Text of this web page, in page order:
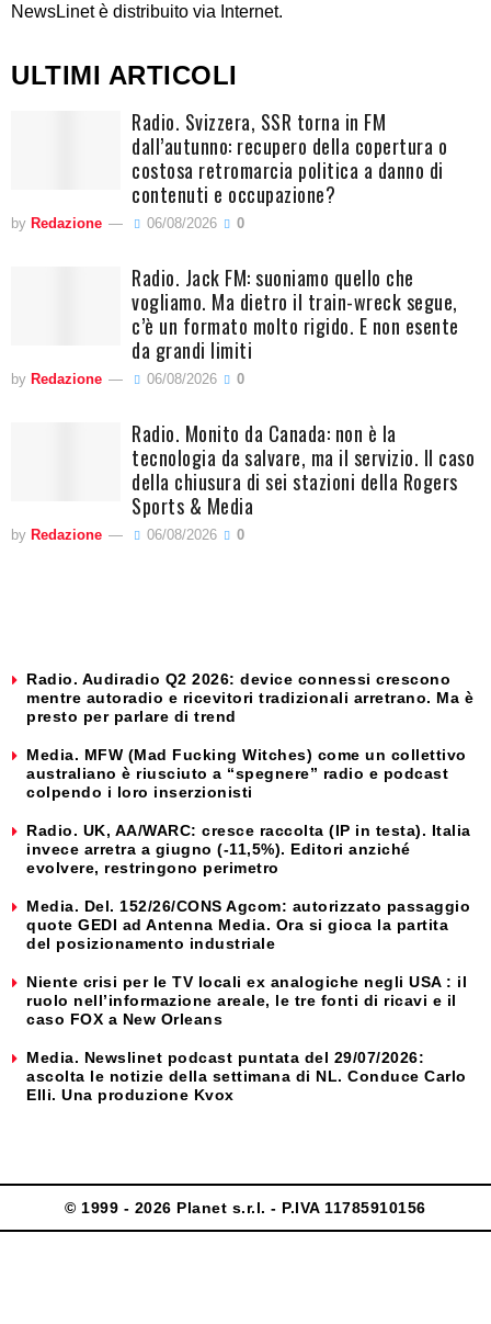
NewsLinet è distribuito via Internet.
ULTIMI ARTICOLI
Radio. Svizzera, SSR torna in FM
dall’autunno: recupero della copertura o
costosa retromarcia politica a danno di
contenuti e occupazione?
by Redazione 06/08/2026 0
Radio. Jack FM: suoniamo quello che
vogliamo. Ma dietro il train-wreck segue,
c’è un formato molto rigido. E non esente
da grandi limiti
by Redazione 06/08/2026 0
Radio. Monito da Canada: non è la
tecnologia da salvare, ma il servizio. Il caso
della chiusura di sei stazioni della Rogers
Sports & Media
by Redazione 06/08/2026 0
Radio. Audiradio Q2 2026: device connessi crescono
mentre autoradio e ricevitori tradizionali arretrano. Ma è
presto per parlare di trend
Media. MFW (Mad Fucking Witches) come un collettivo
australiano è riusciuto a “spegnere” radio e podcast
colpendo i loro inserzionisti
Radio. UK, AA/WARC: cresce raccolta (IP in testa). Italia
invece arretra a giugno (-11,5%). Editori anziché
evolvere, restringono perimetro
Media. Del. 152/26/CONS Agcom: autorizzato passaggio
quote GEDI ad Antenna Media. Ora si gioca la partita
del posizionamento industriale
Niente crisi per le TV locali ex analogiche negli USA : il
ruolo nell’informazione areale, le tre fonti di ricavi e il
caso FOX a New Orleans
Media. Newslinet podcast puntata del 29/07/2026:
ascolta le notizie della settimana di NL. Conduce Carlo
Elli. Una produzione Kvox
© 1999 - 2026 Planet s.r.l. - P.IVA 11785910156